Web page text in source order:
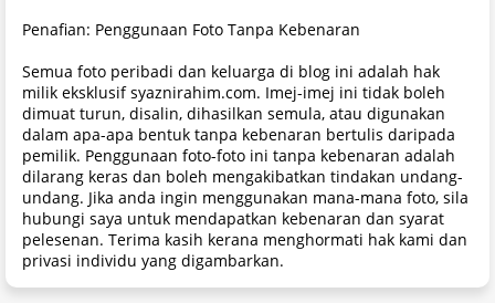
Penafian: Penggunaan Foto Tanpa Kebenaran
Semua foto peribadi dan keluarga di blog ini adalah hak
milik eksklusif syaznirahim.com. Imej-imej ini tidak boleh
dimuat turun, disalin, dihasilkan semula, atau digunakan
dalam apa-apa bentuk tanpa kebenaran bertulis daripada
pemilik. Penggunaan foto-foto ini tanpa kebenaran adalah
dilarang keras dan boleh mengakibatkan tindakan undang-
undang. Jika anda ingin menggunakan mana-mana foto, sila
hubungi saya untuk mendapatkan kebenaran dan syarat
pelesenan. Terima kasih kerana menghormati hak kami dan
privasi individu yang digambarkan.